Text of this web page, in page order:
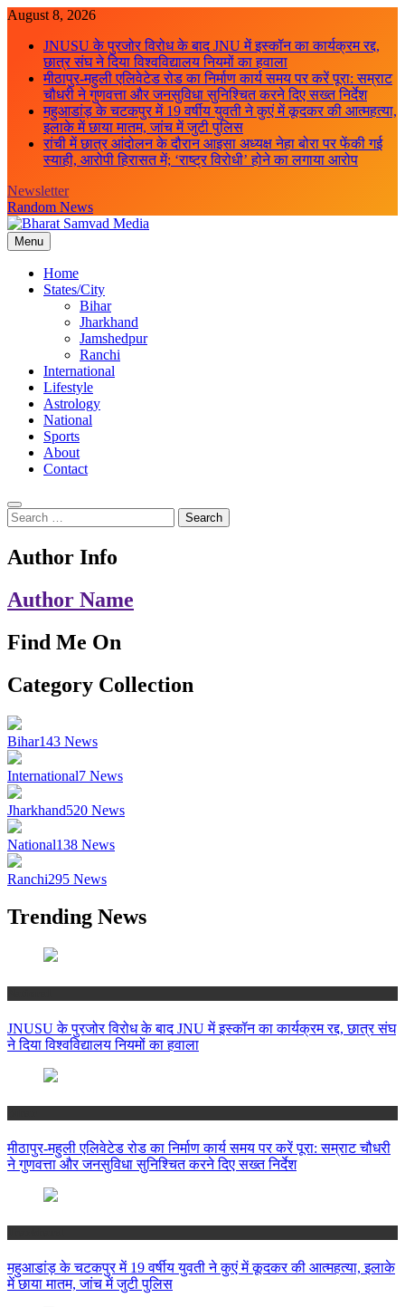
Skip
content
August 8, 2026
JNUSU के पुरजोर विरोध के बाद JNU में इस्कॉन का कार्यक्रम रद्द,
छात्र संघ ने दिया विश्वविद्यालय नियमों का हवाला
मीठापुर-महुली एलिवेटेड रोड का निर्माण कार्य समय पर करें पूरा: सम्राट
चौधरी ने गुणवत्ता और जनसुविधा सुनिश्चित करने दिए सख्त निर्देश
महुआडांड़ के चटकपुर में 19 वर्षीय युवती ने कुएं में कूदकर की आत्महत्या,
इलाके में छाया मातम, जांच में जुटी पुलिस
रांची में छात्र आंदोलन के दौरान आइसा अध्यक्ष नेहा बोरा पर फेंकी गई
स्याही, आरोपी हिरासत में; ‘राष्ट्र विरोधी’ होने का लगाया आरोप
Newsletter
Random News
Bharat Samvad Media
Menu
Home
States/City
Bihar
Jharkhand
Jamshedpur
Ranchi
International
Lifestyle
Astrology
National
Sports
About
Contact
Search
for:
Author Info
Author Name
Find Me On
Category Collection
Bihar143 News
International7 News
Jharkhand520 News
National138 News
Ranchi295 News
Trending News
JNUSU के पुरजोर विरोध के बाद JNU में इस्कॉन का कार्यक्रम रद्द, छात्र संघ
ने दिया विश्वविद्यालय नियमों का हवाला
मीठापुर-महुली एलिवेटेड रोड का निर्माण कार्य समय पर करें पूरा: सम्राट चौधरी
ने गुणवत्ता और जनसुविधा सुनिश्चित करने दिए सख्त निर्देश
महुआडांड़ के चटकपुर में 19 वर्षीय युवती ने कुएं में कूदकर की आत्महत्या, इलाके
में छाया मातम, जांच में जुटी पुलिस